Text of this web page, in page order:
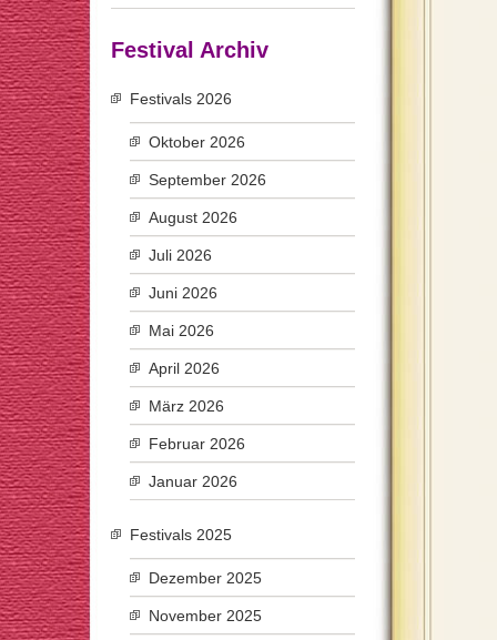
Festival Archiv
Festivals 2026
Oktober 2026
September 2026
August 2026
Juli 2026
Juni 2026
Mai 2026
April 2026
März 2026
Februar 2026
Januar 2026
Festivals 2025
Dezember 2025
November 2025